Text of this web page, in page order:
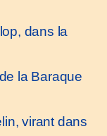
dans la
la Baraque
virant dans